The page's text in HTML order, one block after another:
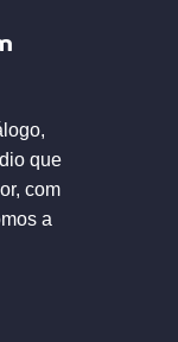
que
com
a